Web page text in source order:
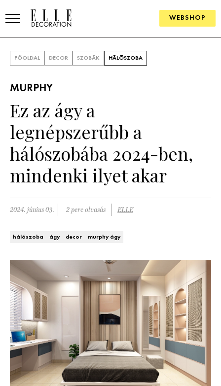
WEBSHOP
SZOBÁK
Konyha
Fürdőszoba
Nappali
Hálószoba
ÖTLETEK
Lakások
FŐOLDAL DECOR SZOBÁK HÁLÓSZOBA
MURPHY
Ez az ágy a
legnépszerűbb a
hálószobába 2024-ben,
mindenki ilyet akar
2024. június 03. 2 perc olvasás ELLE
hálószoba ágy decor murphy ágy